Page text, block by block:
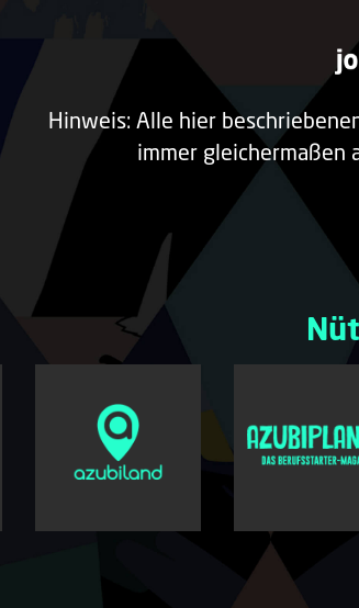
Hinweis: Alle hier
immer gleichermaßen